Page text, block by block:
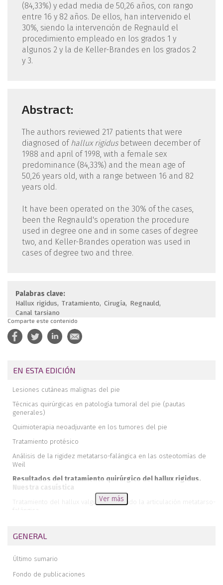
(84,33%) y edad media de 50,26 años, con rango
entre 16 y 82 años. De ellos, han intervenido el
30%, siendo la intervención de Regnauld el
procedimiento empleado en los grados 1 y
algunos 2 y la de Keller-Brandes en los grados 2
y 3.
Abstract:
The authors reviewed 217 patients that were
diagnosed of hallux rigidusbetween december of
1988 and april of 1998, with a female sex
predominance (84,33%) and the mean age of
50,26 years old, with a range between 16 and 82
years old.
It have been operated on the 30% of the cases,
been the Regnauld's operation the procedure
used in degree one and in some cases of degree
two, and Keller-Brandes operation was used in
cases of degree two and three.
Palabras clave:
Hallux rigidus Tratamiento Cirugía Regnauld
Canal tarsiano
Comparte este contenido
EN ESTA EDICIÓN
Lesiones cutáneas malignas del pie
Técnicas quirúrgicas en patología tumoral del pie (pautas
generales)
Quimioterapia neoadjuvante en los tumores del pie
Tratamiento protésico
Análisis de la rigidez metatarso-falángica en las osteotomías de
Weil
Resultados del tratamiento quirúrgico del hallux rigidus.
Nuestra casuística
Tratamiento del hallux valgus respetando la articulación metatarso-
falángica
El pie en la danza
Correlación de los signos radiológicos de Weber con la evolución
de las fracturas bimaleolares
Malignización a nivel del pie en un caso de enfermedad de Ollier
Ver más
GENERAL
Último sumario
Fondo de publicaciones